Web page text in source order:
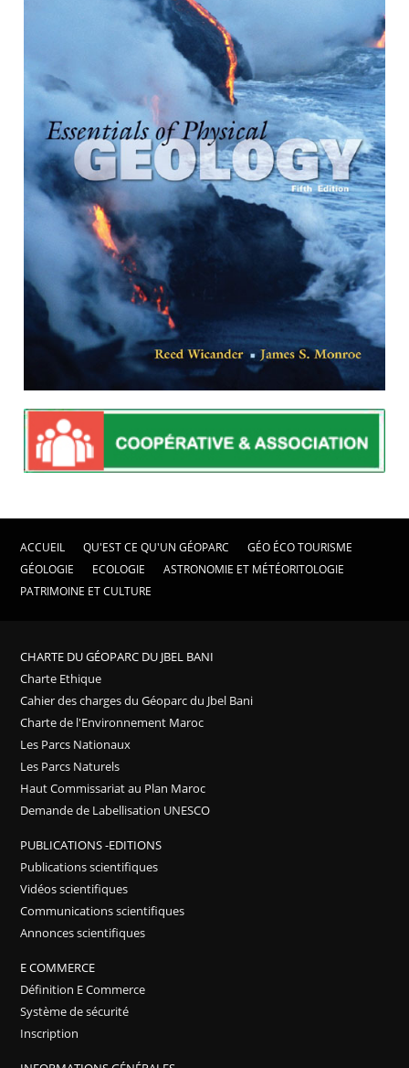
ACCUEIL QU'EST CE QU'UN GÉOPARC
GÉO ÉCO TOURISME
GÉOLOGIE
ECOLOGIE
ASTRONOMIE ET MÉTÉORITOLOGIE
PATRIMOINE ET CULTURE
CHARTE DU GÉOPARC DU JBEL BANI
Charte Ethique
Cahier des charges du Géoparc du Jbel Bani
Charte de l'Environnement Maroc
Les Parcs Nationaux
Les Parcs Naturels
Haut Commissariat au Plan Maroc
Demande de Labellisation UNESCO
PUBLICATIONS -EDITIONS
Publications scientifiques
Vidéos scientifiques
Communications scientifiques
Annonces scientifiques
E COMMERCE
Définition E Commerce
Système de sécurité
Inscription